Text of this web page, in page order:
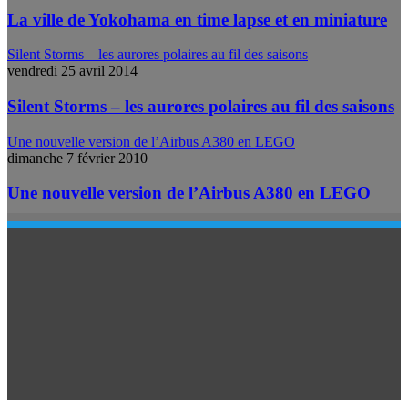
La ville de Yokohama en time lapse et en miniature
Silent Storms – les aurores polaires au fil des saisons
vendredi 25 avril 2014
Silent Storms – les aurores polaires au fil des saisons
Une nouvelle version de l’Airbus A380 en LEGO
dimanche 7 février 2010
Une nouvelle version de l’Airbus A380 en LEGO